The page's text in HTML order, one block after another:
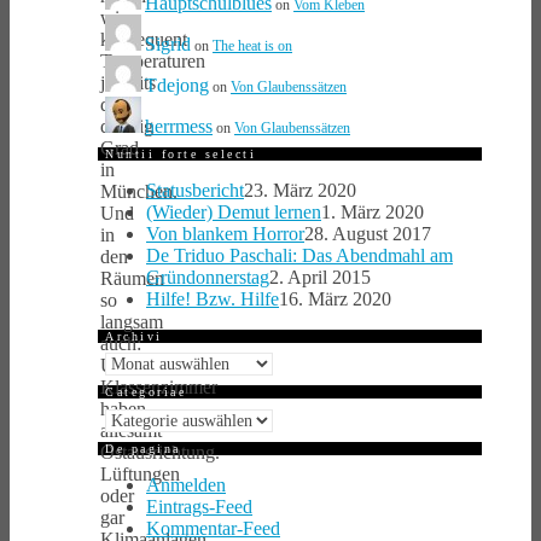
wir
konsequent
Temperaturen
jenseits
der
dreißig
Grad
in
München.
Und
in
den
Räumen
so
langsam
auch:
Unsere
Klassenzimmer
haben
allesamt
Ostausrichtung.
Lüftungen
oder
gar
on Vom Kleben
Sigrid on The heat is on
Tdejong on Von Glaubenssätzen
herrmess on Von Glaubenssätzen
Nuntii forte selecti
Statusbericht23. März 2020
(Wieder) Demut lernen1. März 2020
Von blankem Horror28. August 2017
De Triduo Paschali: Das Abendmahl am
Gründonnerstag2. April 2015
Hilfe! Bzw. Hilfe16. März 2020
Archivi
Archivi
Categoriae
Categoriae
De pagina
Anmelden
Eintrags-Feed
Kommentar-Feed